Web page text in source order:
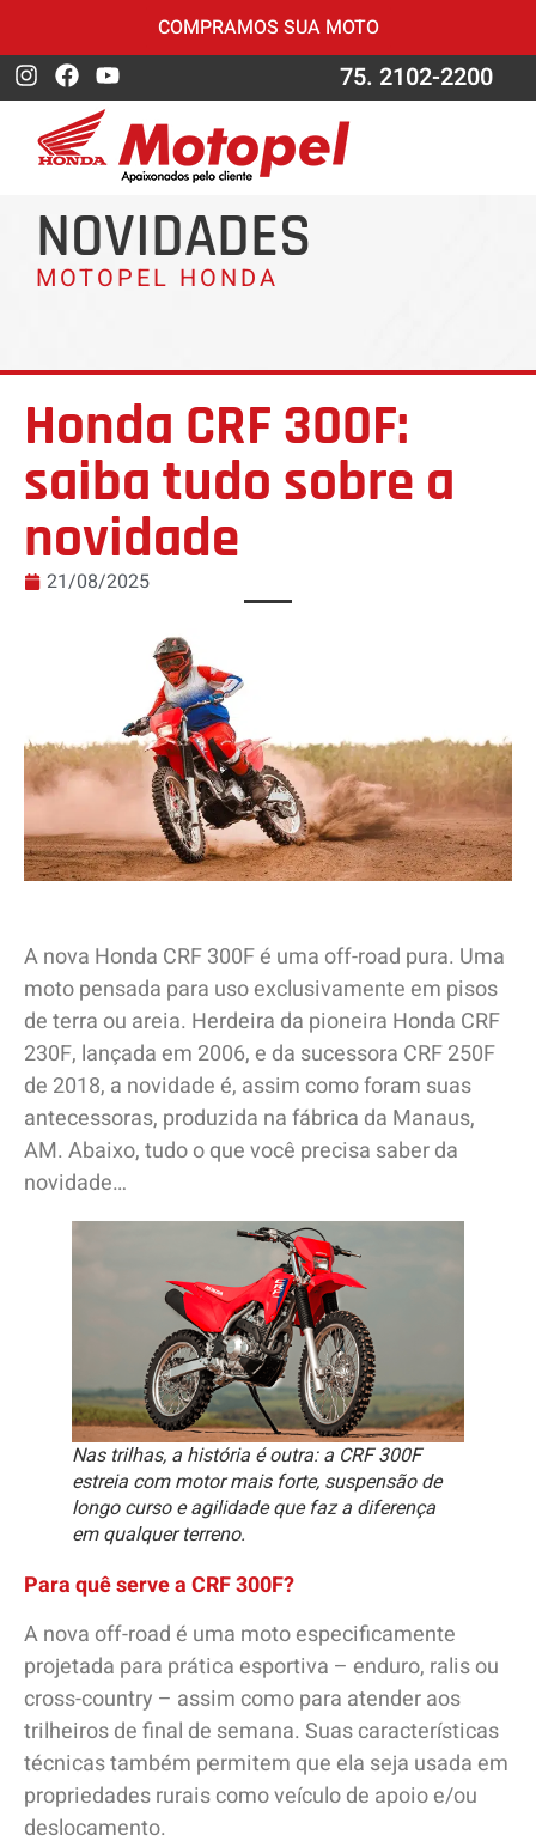
COMPRAMOS SUA MOTO
75. 2102-2200
NOVIDADES
MOTOPEL HONDA
Honda CRF 300F:
saiba tudo sobre a
novidade
21/08/2025
A nova Honda CRF 300F é uma off-road pura. Uma
moto pensada para uso exclusivamente em pisos
de terra ou areia. Herdeira da pioneira Honda CRF
230F, lançada em 2006, e da sucessora CRF 250F
de 2018, a novidade é, assim como foram suas
antecessoras, produzida na fábrica da Manaus,
AM. Abaixo, tudo o que você precisa saber da
novidade…
Nas trilhas, a história é outra: a CRF 300F
estreia com motor mais forte, suspensão de
longo curso e agilidade que faz a diferença
em qualquer terreno.
Para quê serve a CRF 300F?
A nova off-road é uma moto especificamente
projetada para prática esportiva – enduro, ralis ou
cross-country – assim como para atender aos
trilheiros de final de semana. Suas características
técnicas também permitem que ela seja usada em
propriedades rurais como veículo de apoio e/ou
deslocamento.